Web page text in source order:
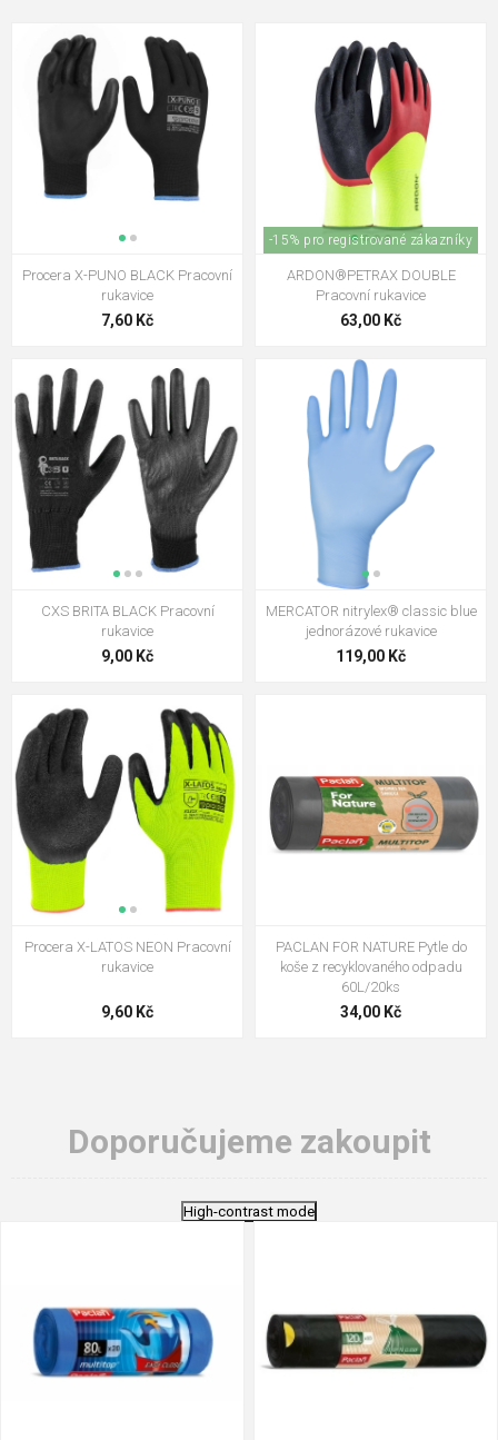
Procera X-PUNO BLACK Pracovní
rukavice
7,60 Kč
-15% pro registrované zákazníky
ARDON®PETRAX DOUBLE
Pracovní rukavice
63,00 Kč
CXS BRITA BLACK Pracovní
rukavice
9,00 Kč
MERCATOR nitrylex® classic blue
jednorázové rukavice
119,00 Kč
Procera X-LATOS NEON Pracovní
rukavice
9,60 Kč
PACLAN FOR NATURE Pytle do
koše z recyklovaného odpadu
60L/20ks
34,00 Kč
Doporučujeme zakoupit
High-contrast mode